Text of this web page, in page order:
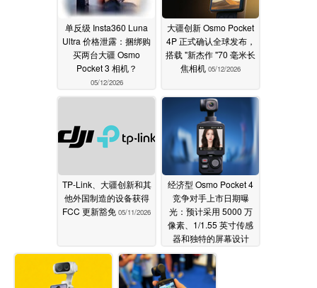
单反级 Insta360 Luna
Ultra 价格泄露：捆绑购
买两台大疆 Osmo
Pocket 3 相机？
05/12/2026
大疆创新 Osmo Pocket
4P 正式确认全球发布，
搭载 "新杰作 "70 毫米长
焦相机 05/12/2026
TP-Link、大疆创新和其
他外国制造的设备获得
FCC 更新豁免 05/11/2026
经济型 Osmo Pocket 4
竞争对手上市日期曝
光：预计采用 5000 万
像素、1/1.55 英寸传感
器和独特的屏幕设计
05/11/2026